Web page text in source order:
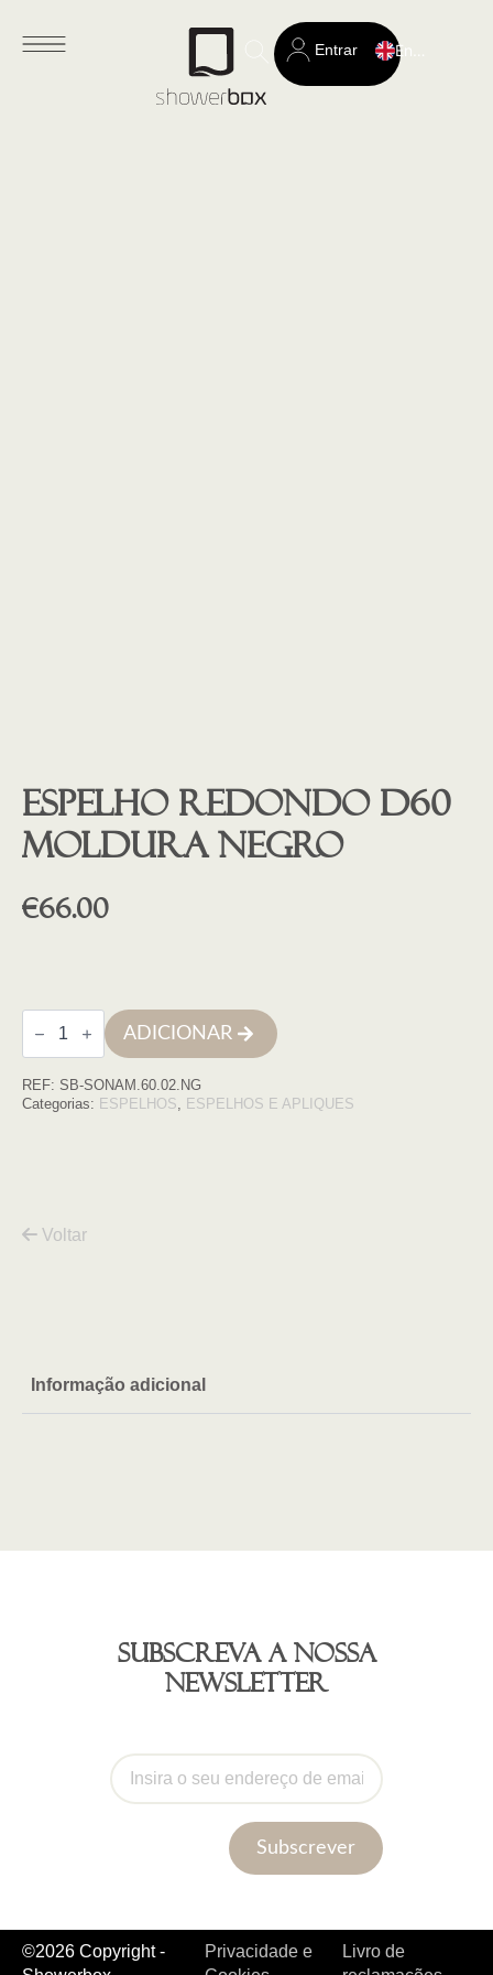
Search
for:
Entrar
Espelho redondo D60
moldura NEGRO
€66.00
Quantidade
de
Espelho
D60
moldura
ADICIONAR
REF: SB-SONAM.60.02.NG
Categorias: ESPELHOS, ESPELHOS E APLIQUES
Voltar
Informação adicional
Subscreva a nossa
newsletter
Subscrever
©2026 Copyright -
Privacidade e
Livro de